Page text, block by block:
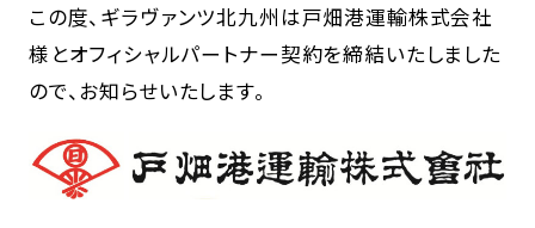
この度、ギラヴァンツ北九州は戸畑港運輸株式会社
様とオフィシャルパートナー契約を締結いたしました
ので、お知らせいたします。